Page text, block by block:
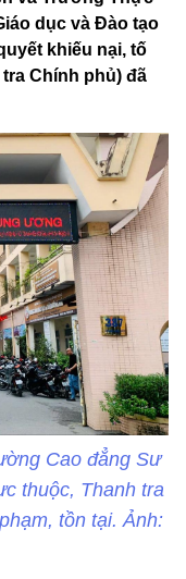
dục và Đào tạo
khiếu nại, tố
Chính phủ) đã
Cao đẳng Sư
thuộc, Thanh tra
tồn tại. Ảnh: